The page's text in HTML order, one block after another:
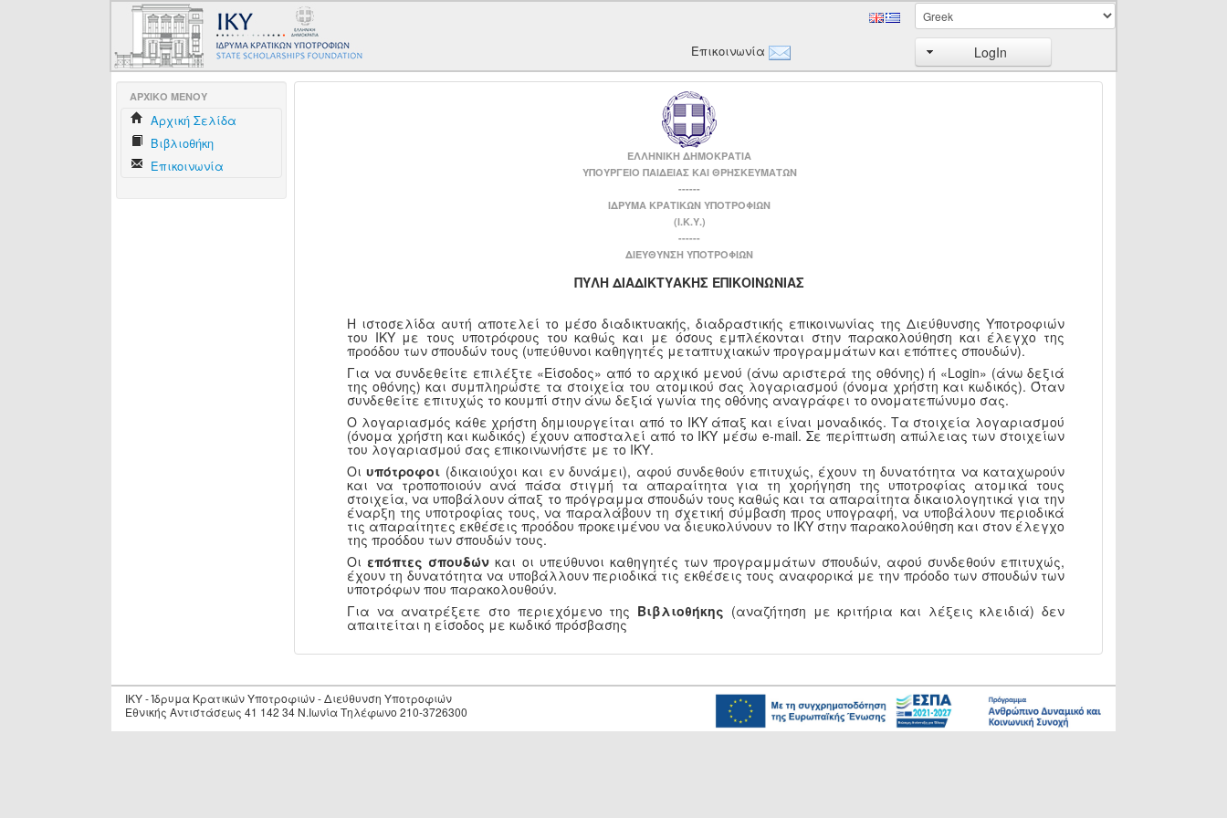
LogIn
Επικοινωνία
AΡΧΙΚΟ ΜΕΝΟΥ
Aρχική Σελίδα
Βιβλιοθήκη
Επικοινωνία
ΕΛΛΗΝΙΚΗ ΔΗΜΟΚΡΑΤΙΑ
ΥΠΟΥΡΓΕΙΟ ΠΑΙΔΕΙΑΣ ΚΑΙ ΘΡΗΣΚΕΥΜΑΤΩΝ
------
ΙΔΡΥΜΑ ΚΡΑΤΙΚΩΝ ΥΠΟΤΡΟΦΙΩΝ
(Ι.Κ.Υ.)
------
ΔΙΕΥΘΥΝΣΗ ΥΠΟΤΡΟΦΙΩΝ
ΠΥΛΗ ΔΙΑΔΙΚΤΥΑΚΗΣ ΕΠΙΚΟΙΝΩΝΙΑΣ
Η ιστοσελίδα αυτή αποτελεί το μέσο διαδικτυακής, διαδραστικής επικοινωνίας της Διεύθυνσης Υποτροφιών
του ΙΚΥ με τους υποτρόφους του καθώς και με όσους εμπλέκονται στην παρακολούθηση και έλεγχο της
προόδου των σπουδών τους (υπεύθυνοι καθηγητές μεταπτυχιακών προγραμμάτων και επόπτες σπουδών).
Για να συνδεθείτε επιλέξτε «Είσοδος» από το αρχικό μενού (άνω αριστερά της οθόνης) ή «Login» (άνω δεξιά
της οθόνης) και συμπληρώστε τα στοιχεία του ατομικού σας λογαριασμού (όνομα χρήστη και κωδικός). Όταν
συνδεθείτε επιτυχώς το κουμπί στην άνω δεξιά γωνία της οθόνης αναγράφει το ονοματεπώνυμο σας.
Ο λογαριασμός κάθε χρήστη δημιουργείται από το ΙΚΥ άπαξ και είναι μοναδικός. Τα στοιχεία λογαριασμού
(όνομα χρήστη και κωδικός) έχουν αποσταλεί από το ΙΚΥ μέσω e-mail. Σε περίπτωση απώλειας των στοιχείων
του λογαριασμού σας επικοινωνήστε με το ΙΚΥ.
Οιυπότροφοι (δικαιούχοι και εν δυνάμει), αφού συνδεθούν επιτυχώς, έχουν τη δυνατότητα να καταχωρούν
και να τροποποιούν ανά πάσα στιγμή τα απαραίτητα για τη χορήγηση της υποτροφίας ατομικά τους
στοιχεία, να υποβάλουν άπαξ το πρόγραμμα σπουδών τους καθώς και τα απαραίτητα δικαιολογητικά για την
έναρξη της υποτροφίας τους, να παραλάβουν τη σχετική σύμβαση προς υπογραφή, να υποβάλουν περιοδικά
τις απαραίτητες εκθέσεις προόδου προκειμένου να διευκολύνουν το ΙΚΥ στην παρακολούθηση και στον έλεγχο
της προόδου των σπουδών τους.
Οι επόπτες σπουδών και οι υπεύθυνοι καθηγητές των προγραμμάτων σπουδών, αφού συνδεθούν επιτυχώς,
έχουν τη δυνατότητα να υποβάλλουν περιοδικά τις εκθέσεις τους αναφορικά με την πρόοδο των σπουδών των
υποτρόφων που παρακολουθούν.
Για να ανατρέξετε στο περιεχόμενο της Βιβλιοθήκης (αναζήτηση με κριτήρια και λέξεις κλειδιά) δεν
απαιτείται η είσοδος με κωδικό πρόσβασης
IKY - Ίδρυμα Κρατικών Υποτροφιών - Διεύθυνση Υποτροφιών
Εθνικής Αντιστάσεως 41 142 34 Ν.Ιωνία Τηλέφωνο 210-3726300